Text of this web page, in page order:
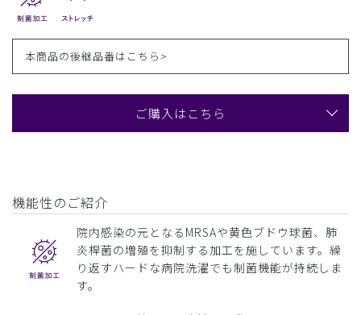
本商品の後継品番は こちら>
ご購入はこちら
機能性のご紹介
院内感染の元となるMRSAや黄色ブドウ球菌、肺
炎桿菌の増殖を抑制する加工を施しています。繰
り返すハードな病院洗濯でも制菌機能が持続しま
す。